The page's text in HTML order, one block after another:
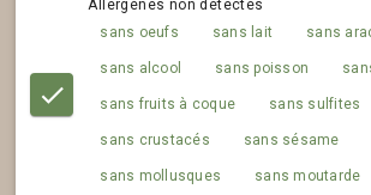
Allergènes non détectés
sans oeufs
sans lait sans
sans alcool sans poisson
sans fruits à coque sans sulfites
sans crustacés sans sésame
sans mollusques sans moutarde